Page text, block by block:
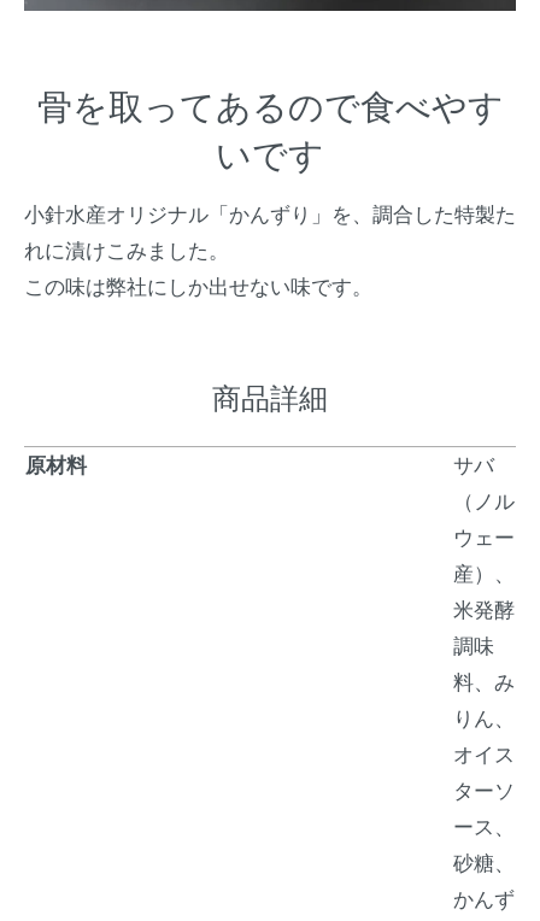
骨を取ってあるので食べやす
いです
小針水産オリジナル「かんずり」を、調合した特製た
れに漬けこみました。
この味は弊社にしか出せない味です。
商品詳細
原材料
サバ
（ノル
ウェー
産）、
米発酵
調味
料、み
りん、
オイス
ターソ
ース、
砂糖、
かんず